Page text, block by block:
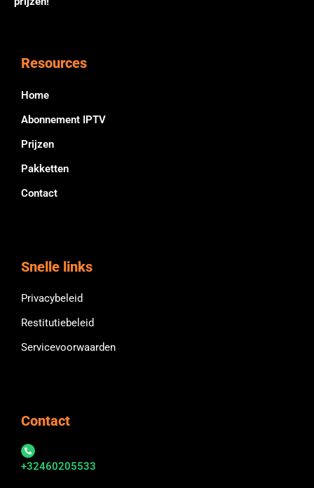
Resources
Home
Abonnement IPTV
Prijzen
Pakketten
Contact
Snelle links
Privacybeleid
Restitutiebeleid
Servicevoorwaarden
Contact
+32460205533